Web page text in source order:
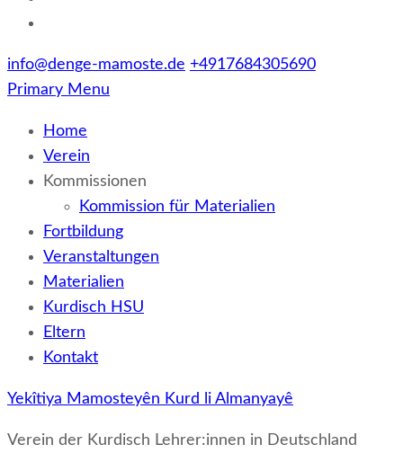
info@denge-mamoste.de +4917684305690
Primary Menu
Home
Verein
Kommissionen
Kommission für Materialien
Fortbildung
Veranstaltungen
Materialien
Kurdisch HSU
Eltern
Kontakt
Yekîtiya Mamosteyên Kurd li Almanyayê
Verein der Kurdisch Lehrer:innen in Deutschland